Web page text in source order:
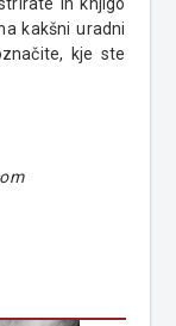
in knjigo
kakšni uradni
kje ste